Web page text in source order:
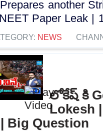
another
Paper Leak |
NEWS
లోకేష్ కి
Lokesh
Big Question